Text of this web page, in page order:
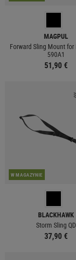
MAGPUL
Forward Sling Mount
590A1
51,90 €
W MAGAZYNIE
BLACKHAWK
Storm Sling QD
37,90 €